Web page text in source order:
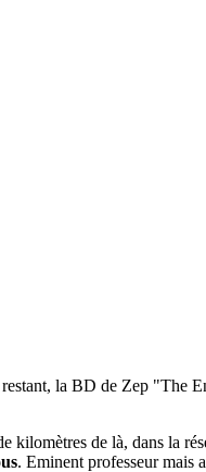
la BD de Zep "The
kilomètres de là, dans la
. Eminent professeur mais